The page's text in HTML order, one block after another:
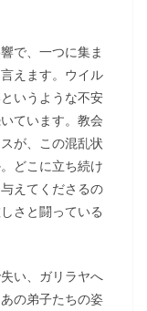
で、一つに集ま
えます。ウイル
いうような不安
ています。教会
が、この混乱状
どこに立ち続け
えてくださるの
さと闘っている
い、ガリラヤへ
の弟子たちの姿